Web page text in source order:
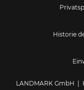
Historie
LANDMARK GmbH |